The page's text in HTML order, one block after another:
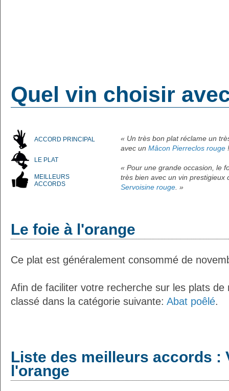
Quel vin choisir
ACCORD PRINCIPAL
LE PLAT
MEILLEURS
ACCORDS
« Un très bon plat réclame un
avec un Mâcon Pierreclos rouge
« Pour une grande occasion, le
très bien avec un vin prestigieux
Servoisine rouge. »
Le foie à l'orange
Ce plat est généralement consommé de
Afin de faciliter votre recherche sur les plats
classé dans la catégorie suivante: Abat poêlé.
Liste des meilleurs accords :
l'orange